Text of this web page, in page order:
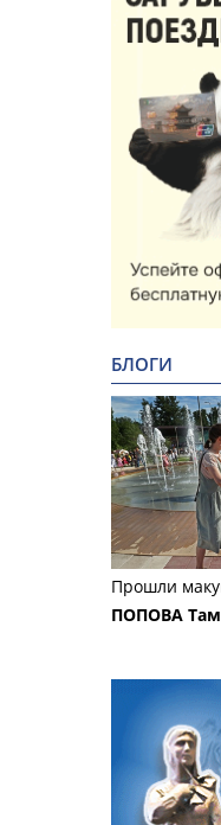
БЛОГИ
Прошли
ПОПОВА